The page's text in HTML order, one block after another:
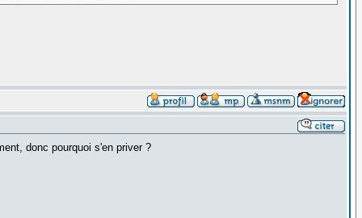
donc pourquoi s'en priver ?